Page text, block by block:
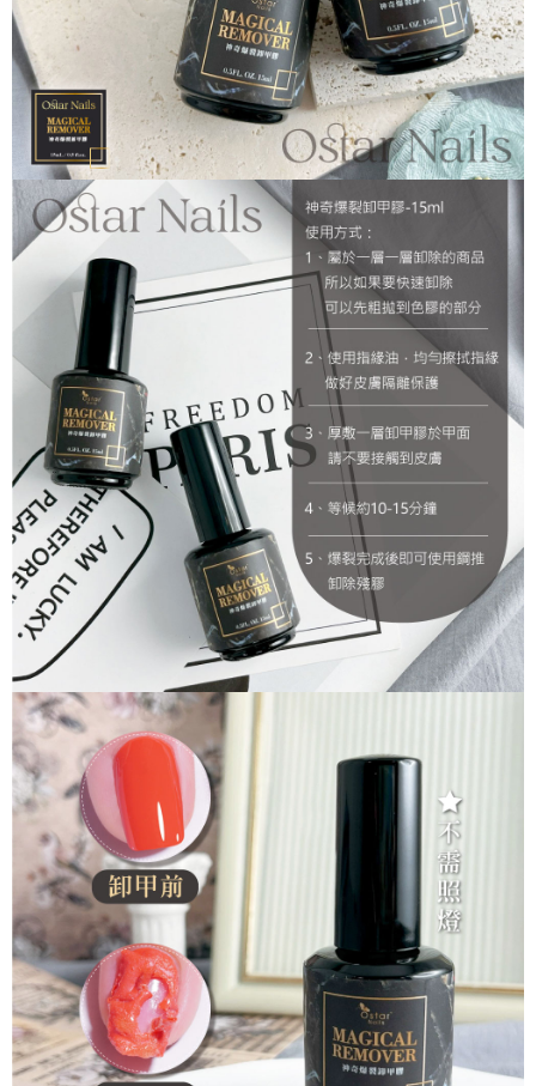
【注意事項】
１．透過由恩沛科技股份有限公司提供之「AFTEE先享後付」服務完成之交
易，需依本服務之必要範圍內提供個人資料，並將交易相關給付款項請求債
權轉讓予恩沛科技股份有限公司。
２．關於個人資料處理事宜，請瀏覽以下網址：
https://aftee.tw/terms/#terms3
３．未成年的使用者請事先徵得法定代理人或監護人之同意方可使用
「AFTEE先享後付」，若未經同意申辦者引起之損失，本公司不負相關責
任。
４．使用「AFTEE先享後付」時，將依據個別帳號之用戶狀況，依本公司即
時審查核予不同之上限額度；若仍有額度不足之情形，本公司將視審查結果
請求用戶進行身份認證。
５．嚴禁一人註冊多個帳號或使用他人資訊註冊。若發現惡意使用之情形，
恩沛科技股份有限公司將有權停止該用戶之使用額度並採取法律行動。
宅配 (可指定時間)
每筆NT$100，滿NT$2,500(含以上)免運費
郵局郵寄
每筆NT$100，滿NT$2,500(含以上)免運費